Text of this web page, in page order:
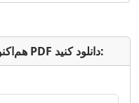
هم‌اکنون قرارداد نمونه را به صورت فایل PDF دانلود کنید: